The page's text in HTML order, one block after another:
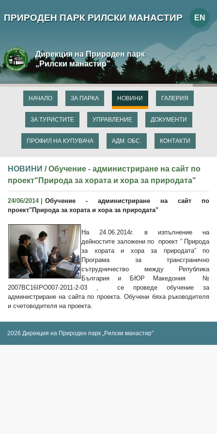
ПРИРОДЕН ПАРК РИЛСКИ МАНАСТИР EN
Дирекция на Природен парк
„Рилски манастир”
НАЧАЛО ЗА ПАРКА НОВИНИ
ЗА ТУРИСТИТЕ УПРАВЛЕНИЕ
ПРОФИЛ НА КУПУВАЧА
ДОКУМЕНТИ
ГАЛЕРИЯ
АДМ. ОБС. КОНТАКТИ
НОВИНИ / Обучение - администриране на сайт по
проект"Природа за хората и хора за природата"
24/06/2014 |
Обучение - администриране на сайт по
проект"Природа за хората и хора за природата"
На 24.06.2014г. в изпълнение на
дейностите заложени по проект ” Природа
за хората и хора за природата” по
Програма за трансгранично
сътрудничество между Република
България и БЮР Македония №
2007BC16IPO007-2011-2-03 , се проведе обучение за
администриране на сайта по проекта. Обучени бяха ръководителя
и счетоводителя на проекта.
2026 Дирекция на Природен парк „Рилски манастир”